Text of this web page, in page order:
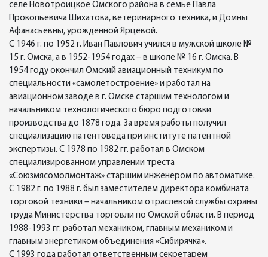
селе Новотроицкое Омского района в семье Павла
Прокопьевича Шихатова, ветеринарного техника, и Домны
Афанасьевны, урожденной Ярцевой.
С 1946 г. по 1952 г. Иван Павлович учился в мужской школе №
15 г. Омска, а в 1952-1954 годах – в школе № 16 г. Омска. В
1954 году окончил Омский авиационный техникум по
специальности «самолетостроение» и работал на
авиационном заводе в г. Омске старшим технологом и
начальником технологического бюро подготовки
производства до 1878 года. За время работы получил
специализацию патентоведа при институте патентной
экспертизы. С 1978 по 1982 гг. работал в Омском
специализированном управлении треста
«Союзмясомолмонтаж» старшим инженером по автоматике.
С 1982 г. по 1988 г. был заместителем директора комбината
торговой техники – начальником отраслевой службы охраны
труда Министерства торговли по Омской области. В период
1988-1993 гг. работал механиком, главным механиком и
главным энергетиком объединения «Сибирячка».
С 1993 года работал ответственным секретарем